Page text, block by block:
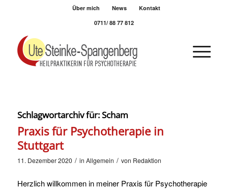
Über mich News
Kontakt
0711/ 88 77 812
Schlagwortarchiv für:Scham
Praxis für Psychotherapie in
Stuttgart
11. Dezember 2020 / in Allgemein / von Redaktion
Herzlich willkommen in meiner Praxis für Psychotherapie